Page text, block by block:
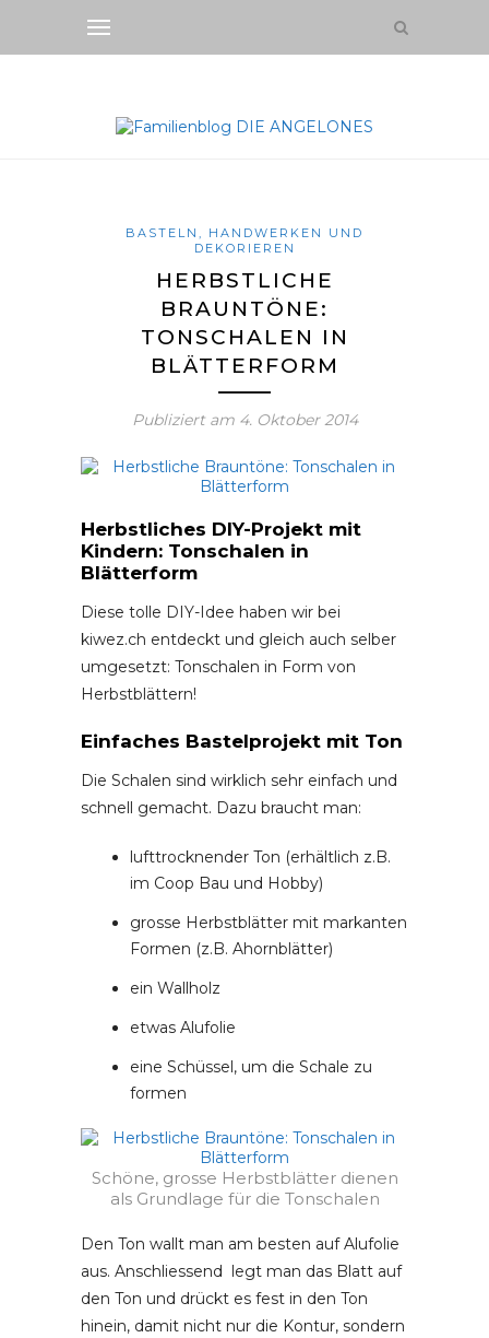
BASTELN, HANDWERKEN UND
DEKORIEREN
HERBSTLICHE
BRAUNTÖNE:
TONSCHALEN IN
BLÄTTERFORM
Publiziert am 4. Oktober 2014
Herbstliches DIY-Projekt mit
Kindern: Tonschalen in
Blätterform
Diese tolle DIY-Idee haben wir bei
kiwez.ch entdeckt und gleich auch selber
umgesetzt: Tonschalen in Form von
Herbstblättern!
Einfaches Bastelprojekt mit Ton
Die Schalen sind wirklich sehr einfach und
schnell gemacht. Dazu braucht man:
lufttrocknender Ton (erhältlich z.B.
im Coop Bau und Hobby)
grosse Herbstblätter mit markanten
Formen (z.B. Ahornblätter)
ein Wallholz
etwas Alufolie
eine Schüssel, um die Schale zu
formen
Schöne, grosse Herbstblätter dienen
als Grundlage für die Tonschalen
Den Ton wallt man am besten auf Alufolie
aus. Anschliessend legt man das Blatt auf
den Ton und drückt es fest in den Ton
hinein, damit nicht nur die Kontur, sondern